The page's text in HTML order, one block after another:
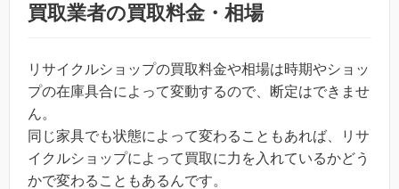
買取業者の買取料金・相場
リサイクルショップの買取料金や相場は時期やショッ
プの在庫具合によって変動するので、断定はできませ
ん。
同じ家具でも状態によって変わることもあれば、リサ
イクルショップによって買取に力を入れているかどう
かで変わることもあるんです。